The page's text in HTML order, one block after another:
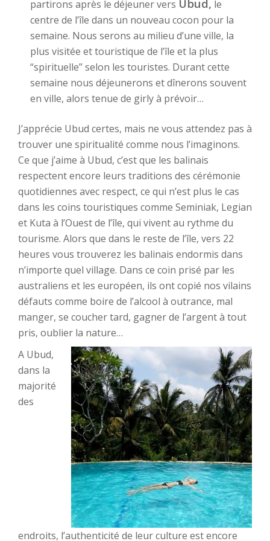
partirons après le déjeuner vers Ubud, le
centre de l’île dans un nouveau cocon pour la
semaine. Nous serons au milieu d’une ville, la
plus visitée et touristique de l’île et la plus
“spirituelle” selon les touristes. Durant cette
semaine nous déjeunerons et dînerons souvent
en ville, alors tenue de girly à prévoir…
J’apprécie Ubud certes, mais ne vous attendez pas à
trouver une spiritualité comme nous l’imaginons.
Ce que j’aime à Ubud, c’est que les balinais
respectent encore leurs traditions des cérémonie
quotidiennes avec respect, ce qui n’est plus le cas
dans les coins touristiques comme Seminiak, Legian
et Kuta à l’Ouest de l’île, qui vivent au rythme du
tourisme. Alors que dans le reste de l’île, vers 22
heures vous trouverez les balinais endormis dans
n’importe quel village. Dans ce coin prisé par les
australiens et les européen, ils ont copié nos vilains
défauts comme boire de l’alcool à outrance, mal
manger, se coucher tard, gagner de l’argent à tout
pris, oublier la nature…
A Ubud,
dans la
majorité
des
endroits, l’authenticité de leur culture est encore